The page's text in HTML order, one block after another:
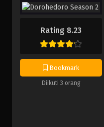
Rating 8.23
Bookmark
Diikuti 3 orang